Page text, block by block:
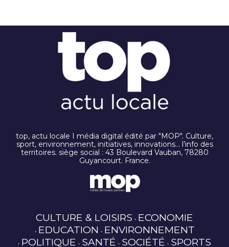
top, actu locale I média digital édité par "MOP". Culture,
sport, environnement, initiatives, innovations… l’info des
territoires. siège social : 43 Boulevard Vauban, 78280
Guyancourt. France.
CULTURE & LOISIRS ECONOMIE
EDUCATION ENVIRONNEMENT
POLITIQUE SANTÉ SOCIÉTÉ SPORTS